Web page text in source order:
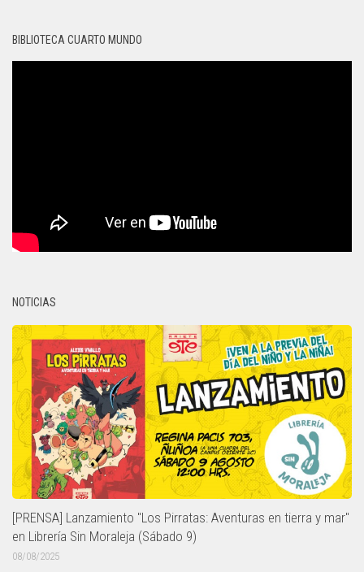
BIBLIOTECA CUARTO MUNDO
NOTICIAS
[PRENSA] Lanzamiento "Los Pirratas: Aventuras en tierra y mar"
en Librería Sin Moraleja (Sábado 9)
08/08/2025